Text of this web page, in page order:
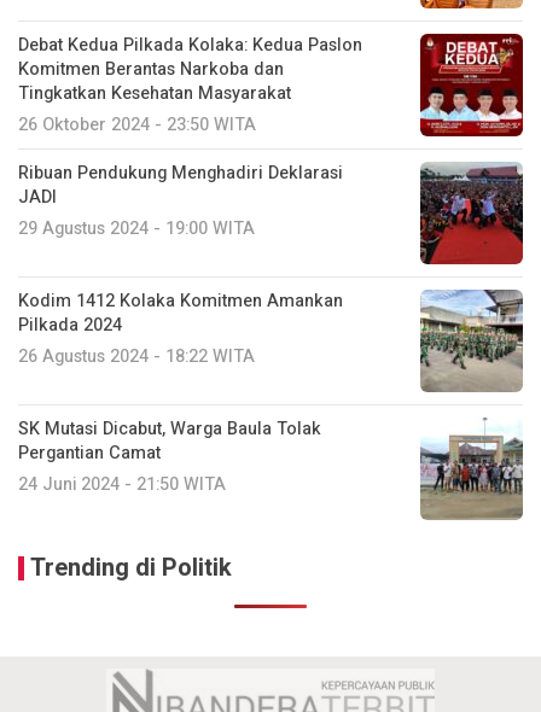
Debat Kedua Pilkada Kolaka: Kedua Paslon
Komitmen Berantas Narkoba dan
Tingkatkan Kesehatan Masyarakat
26 Oktober 2024 - 23:50 WITA
Ribuan Pendukung Menghadiri Deklarasi
JADI
29 Agustus 2024 - 19:00 WITA
Kodim 1412 Kolaka Komitmen Amankan
Pilkada 2024
26 Agustus 2024 - 18:22 WITA
SK Mutasi Dicabut, Warga Baula Tolak
Pergantian Camat
24 Juni 2024 - 21:50 WITA
Trending di Politik